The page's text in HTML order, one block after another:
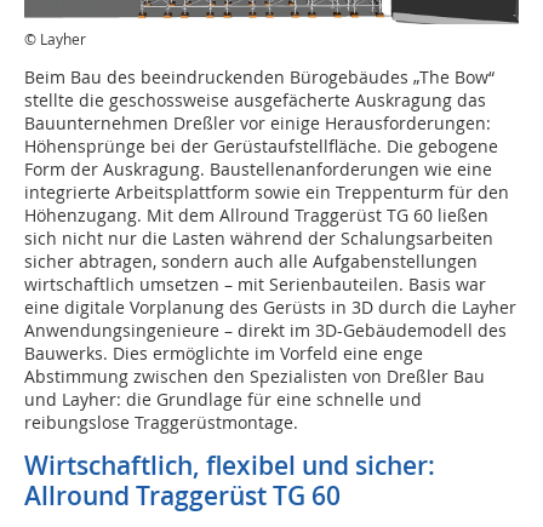
© Layher
Beim Bau des beeindruckenden Bürogebäudes „The Bow“
stellte die geschossweise ausgefächerte Auskragung das
Bauunternehmen Dreßler vor einige Herausforderungen:
Höhensprünge bei der Gerüstaufstellfläche. Die gebogene
Form der Auskragung. Baustellenanforderungen wie eine
integrierte Arbeitsplattform sowie ein Treppenturm für den
Höhenzugang. Mit dem Allround Traggerüst TG 60 ließen
sich nicht nur die Lasten während der Schalungsarbeiten
sicher abtragen, sondern auch alle Aufgabenstellungen
wirtschaftlich umsetzen – mit Serienbauteilen. Basis war
eine digitale Vorplanung des Gerüsts in 3D durch die Layher
Anwendungsingenieure – direkt im 3D-Gebäudemodell des
Bauwerks. Dies ermöglichte im Vorfeld eine enge
Abstimmung zwischen den Spezialisten von Dreßler Bau
und Layher: die Grundlage für eine schnelle und
reibungslose Traggerüstmontage.
Wirtschaftlich, flexibel und sicher:
Allround Traggerüst TG 60